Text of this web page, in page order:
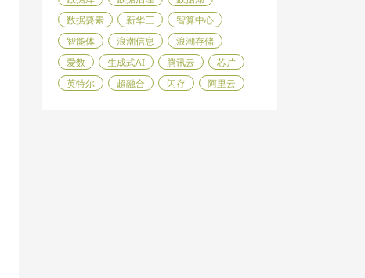
数据要素
新华三
智算中心
智能体
浪潮信息
浪潮存储
爱数
生成式AI 腾讯云
芯片
英特尔
超融合 闪存 阿里云